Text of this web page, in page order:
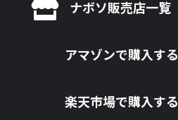
 ナボソ販売店一覧
アマゾンで購入する
楽天市場で購入する